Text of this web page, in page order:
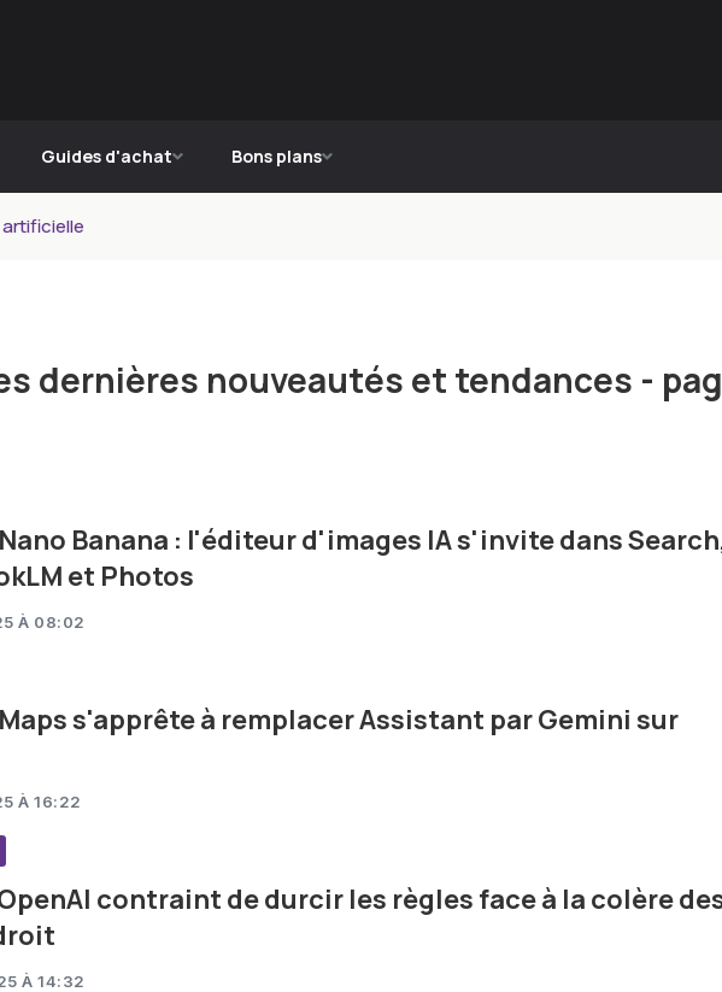
Guides d'achat Bons plans
dernières nouveautés et tendances -
Banana : l'éditeur d'images IA s'invite dans
et Photos
À 08:02
s'apprête à remplacer Assistant par Gemini sur
À 16:22
contraint de durcir les règles face à la colère
À 14:32